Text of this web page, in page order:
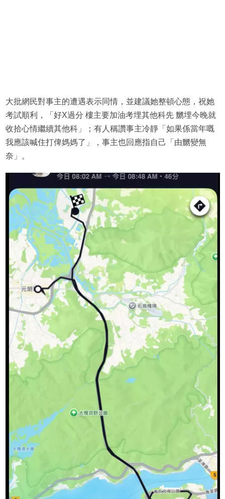
大批網民對事主的遭遇表示同情，並建議她整頓心態，祝她
考試順利，「好X過分 樓主要加油考埋其他科先 嬲埋今晚就
收拾心情繼續其他科」；有人稱讚事主冷靜「如果係當年嘅
我應該喊住打俾媽媽了」，事主也回應指自己「由嬲變無
奈」。